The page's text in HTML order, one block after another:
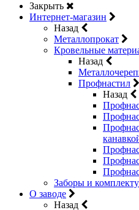
Закрыть
Интернет-магазин
Назад
Металлопрокат
Кровельные
Назад
Профнастил
Назад
Заборы и
О заводе
Назад